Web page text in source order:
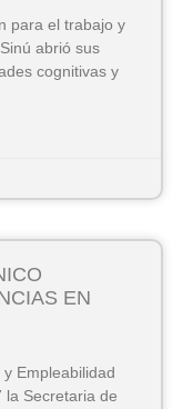
para el trabajo y
abrió sus
cognitivas y
EN
Empleabilidad
la Secretaria de